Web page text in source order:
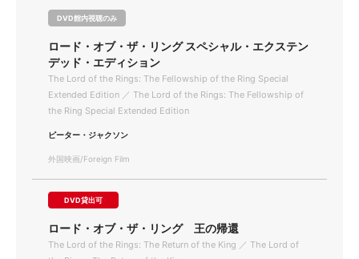
DVD館内視聴のみ
ロード・オブ・ザ・リング スペシャル・エクステン
デッド・エディション
The Lord of the Rings: The Fellowship of the Ring Special
Extended Edition ／ The Lord of the Rings: The Fellowship of
the Ring Special Extended Edition
ピーター・ジャクソン
外国映画/Foreign Film
DVD貸出可
ロード・オブ・ザ・リング 王の帰還
The Lord of the Rings: The Return of the King ／ The Lord of